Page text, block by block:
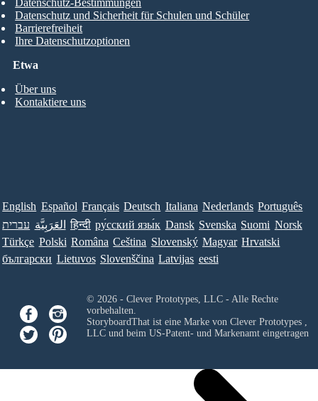
Etwa
Über uns
Kontaktiere uns
Datenschutz-Bestimmungen
Datenschutz und Sicherheit für Schulen und Schüler
Barrierefreiheit
Ihre Datenschutzoptionen
English Español Français Deutsch Italiana Nederlands Português
עברית العَرَبِيَّة हिन्दी ру́сский язы́к Dansk Svenska Suomi Norsk
Türkçe Polski Româna Ceština Slovenský Magyar Hrvatski
български Lietuvos Slovenščina Latvijas eesti
© 2026 - Clever Prototypes, LLC - Alle Rechte
vorbehalten.
StoryboardThat ist eine Marke von Clever Prototypes ,
LLCund beim US-Patent- und Markenamt eingetragen